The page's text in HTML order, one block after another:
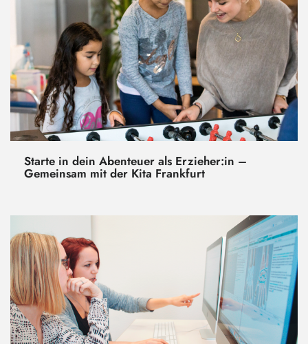
Starte in dein Abenteuer als Erzieher:in –
Gemeinsam mit der Kita Frankfurt